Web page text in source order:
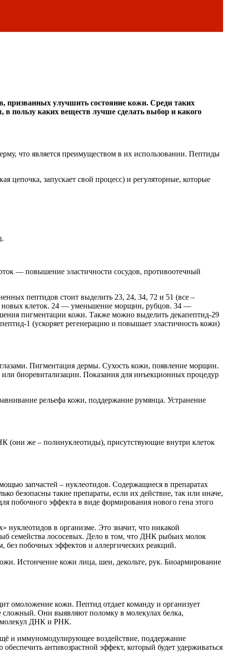
призванных улучшить состояние кожи. Среди таких
пользу каких веществ лучше сделать выбор и какого
что является преимуществом в их использовании. Пептиды
цепочка, запускает свой процесс) и регуляторные, которые
— повышение эластичности сосудов, противоотечный
пептидов стоит выделить 23, 24, 34, 72 и 51 (все –
новых клеток. 24 — уменьшение морщин, рубцов. 34 —
пигментации кожи. Также можно выделить декапептид-29
1 (ускоряет регенерацию и повышает эластичность кожи)
Пигментация дермы. Сухость кожи, появление морщин.
биоревитализации. Показания для инъекционных процедур
рельефа кожи, поддержание румянца. Устранение
(они же – полинуклеотиды), присутствующие внутри клеток
запчастей – нуклеотидов. Содержащиеся в препаратах
безопасны такие препараты, если их действие, так или иначе,
побочного эффекта в виде формирования нового гена этого
нуклеотидов в организме. Это значит, что никакой
семейства лососевых. Дело в том, что ДНК рыбьих молок
без побочных эффектов и аллергических реакций.
Истончение кожи лица, шеи, декольте, рук. Биоармирование
омоложение кожи. Пептид отдает команду и организует
сложный. Они выявляют поломку в молекулах белка,
молекул ДНК и РНК.
и иммуномодулирующее воздействие, поддержание
антивозрастной эффект, который будет удерживаться